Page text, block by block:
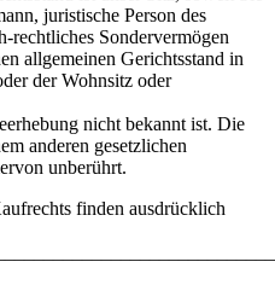
juristische Person des
rechtliches Sondervermögen
allgemeinen Gerichtsstand in
der Wohnsitz oder
nicht bekannt ist. Die
anderen gesetzlichen
unberührt.
finden ausdrücklich